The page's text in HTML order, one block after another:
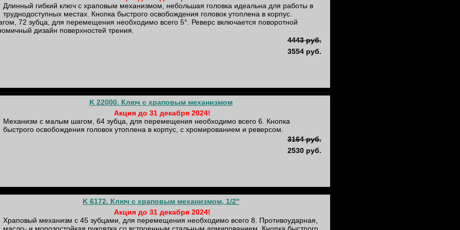
Длинный гибкий ключ с храповым механизмом, небольшая головка идеальна для работы в
труднодоступных местах. Кнопка быстрого освобождения головок утоплена в корпус.
72 зубца, для перемещения необходимо всего 5°. Реверс включается поворотной
дизайн поверхностей трения.
4443 руб.
3554 руб.
K 22000. Ключ с храповым механизмом
Акция до 31 декабря 2024!
Механизм с малым шагом, 64 зубца, для перемещения необходимо всего 6. Кнопка
быстрого освобождения головок утоплена в корпус, с хромированием и реверсом.
3164 руб.
2530 руб.
K 6172. Ключ с храповым механизмом, 1/2''
Акция до 31 декабря 2024!
Храповый механизм с 45 зубцами, для перемещения необходимо всего 8. Противоударная,